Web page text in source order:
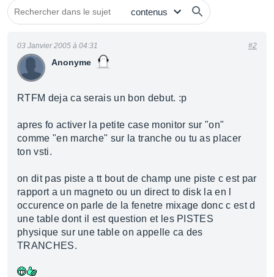
Anonyme
03 Janvier 2005 à 04:31 #2
RTFM deja ca serais un bon debut. :p
apres fo activer la petite case monitor sur "on"
comme "en marche" sur la tranche ou tu as placer
ton vsti.
on dit pas piste a tt bout de champ une piste c est par
rapport a un magneto ou un direct to disk la en l
occurence on parle de la fenetre mixage donc c est d
une table dont il est question et les PISTES
physique sur une table on appelle ca des
TRANCHES.